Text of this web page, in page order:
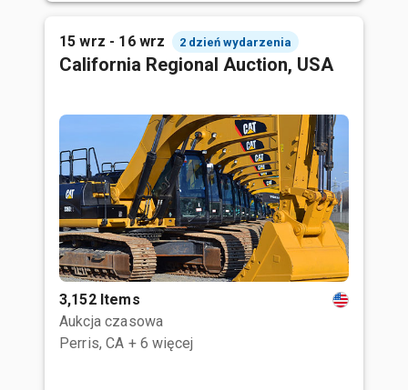
15 wrz - 16 wrz 2 dzień wydarzenia
California Regional Auction, USA
3,152 Items
Aukcja czasowa
Perris, CA + 6 więcej